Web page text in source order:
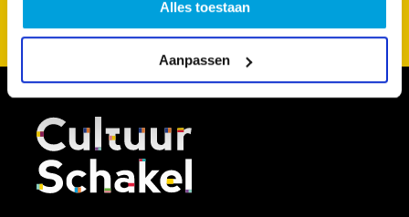
Alles toestaan
Aanpassen
Den Haag